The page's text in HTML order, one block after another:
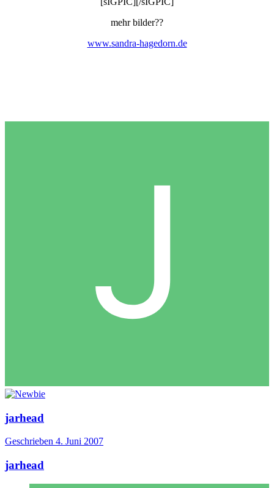
mehr bilder??
www.sandra-hagedorn.de
jarhead
Geschrieben 4. Juni 2007
jarhead